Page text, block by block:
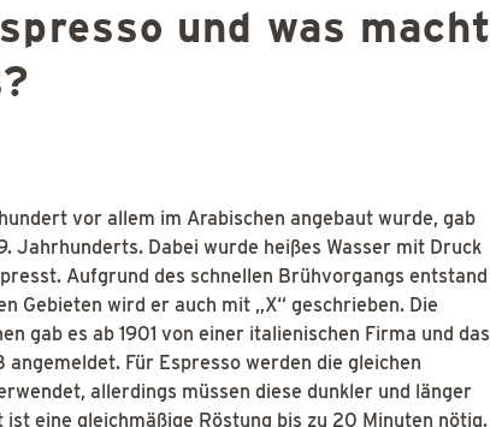
und was macht
vor allem im Arabischen angebaut wurde, gab
Jahrhunderts. Dabei wurde heißes Wasser mit Druck
Aufgrund des schnellen Brühvorgangs entstand
Gebieten wird er auch mit „X“ geschrieben. Die
gab es ab 1901 von einer italienischen Firma und das
Für Espresso werden die gleichen
allerdings müssen diese dunkler und länger
eine gleichmäßige Röstung bis zu 20 Minuten nötig.